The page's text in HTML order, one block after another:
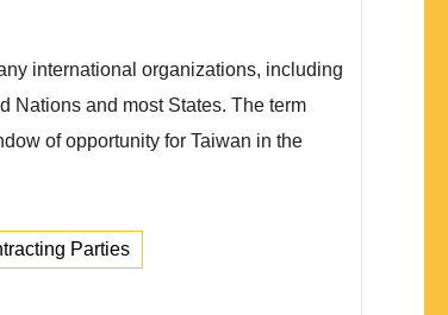
international organizations, including
Nations and most States. The term
of opportunity for Taiwan in the
Parties